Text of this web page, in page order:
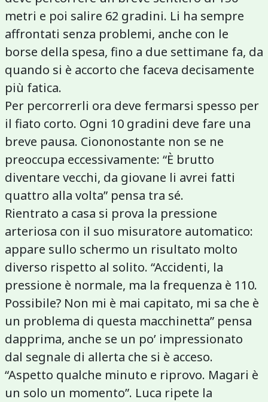
metri e poi salire 62 gradini. Li ha sempre
affrontati senza problemi, anche con le
borse della spesa, fino a due settimane fa, da
quando si è accorto che faceva decisamente
più fatica.
Per percorrerli ora deve fermarsi spesso per
il fiato corto. Ogni 10 gradini deve fare una
breve pausa. Ciononostante non se ne
preoccupa eccessivamente: “È brutto
diventare vecchi, da giovane li avrei fatti
quattro alla volta” pensa tra sé.
Rientrato a casa si prova la pressione
arteriosa con il suo misuratore automatico:
appare sullo schermo un risultato molto
diverso rispetto al solito. “Accidenti, la
pressione è normale, ma la frequenza è 110.
Possibile? Non mi è mai capitato, mi sa che è
un problema di questa macchinetta” pensa
dapprima, anche se un po’ impressionato
dal segnale di allerta che si è acceso.
“Aspetto qualche minuto e riprovo. Magari è
un solo un momento”. Luca ripete la